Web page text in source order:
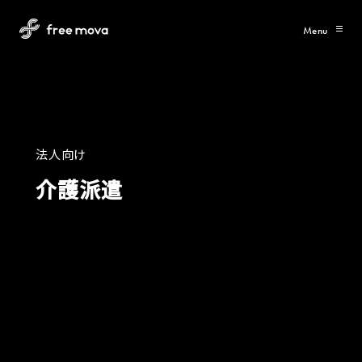
Menu
法人向け
介護派遣